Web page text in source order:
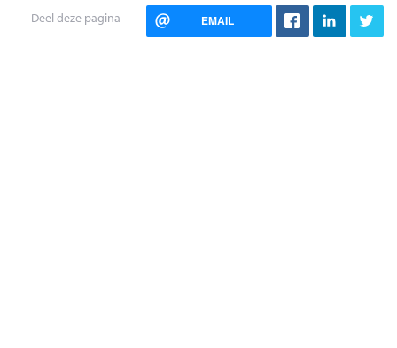
Deel deze pagina EMAIL